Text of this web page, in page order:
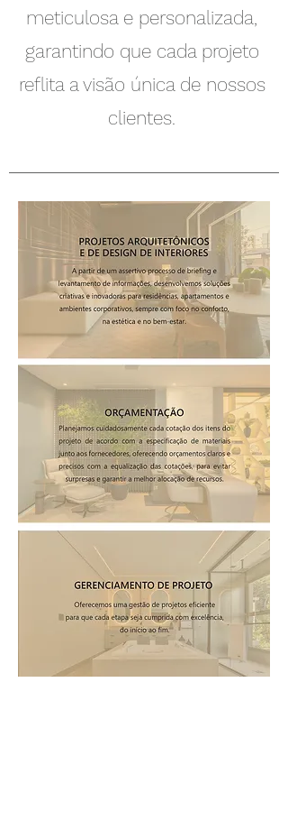
meticulosa e personalizada,
garantindo que cada projeto
reflita a visão única de nossos
clientes.